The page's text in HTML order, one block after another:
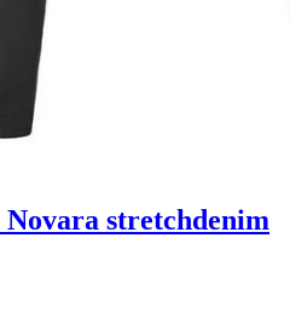
Novara stretchdenim